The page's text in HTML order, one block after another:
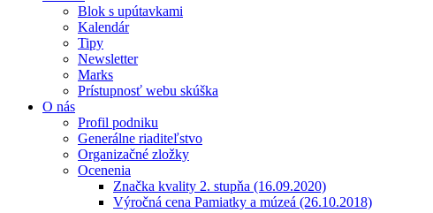
Blok s upútavkami
Kalendár
Tipy
Newsletter
Marks
Prístupnosť webu skúška
O nás
Profil podniku
Generálne riaditeľstvo
Organizačné zložky
Ocenenia
Značka kvality 2. stupňa (16.09.2020)
Výročná cena Pamiatky a múzeá (26.10.2018)